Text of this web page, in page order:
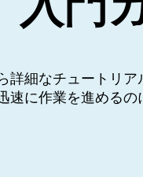
詳細なチュートリ
速に作業を進めるの